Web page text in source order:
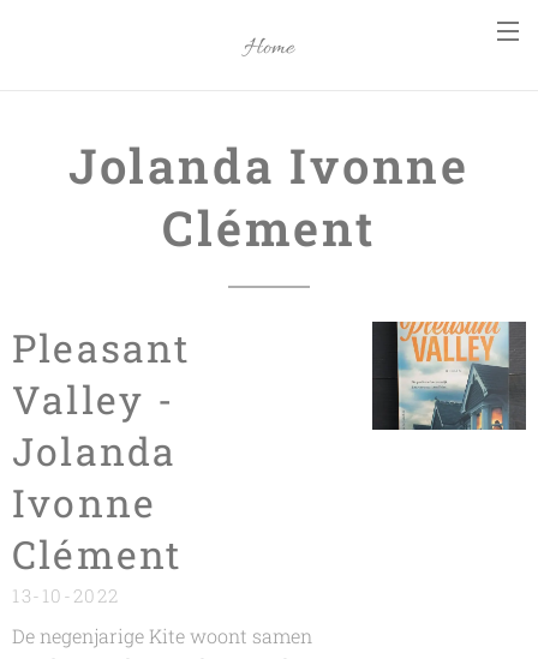
Home
Jolanda Ivonne
Clément
Pleasant
Valley -
Jolanda
Ivonne
Clément
13-10-2022
De negenjarige Kite woont samen